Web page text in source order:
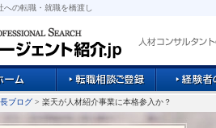
への転職・就職を橋渡し
ブログ > 楽天が人材紹介事業に本格参入か？